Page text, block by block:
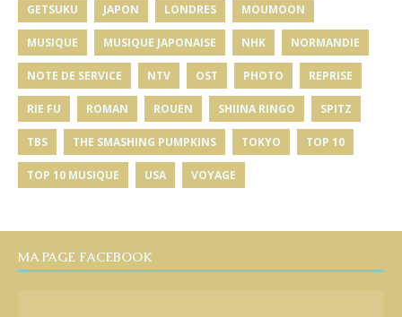
GETSUKU JAPON LONDRES MOUMOON
MUSIQUE MUSIQUE JAPONAISE NHK NORMANDIE
NOTE DE SERVICE NTV OST PHOTO REPRISE
RIE FU ROMAN ROUEN SHIINA RINGO SPITZ
TBS THE SMASHING PUMPKINS TOKYO TOP 10
TOP 10 MUSIQUE USA VOYAGE
MA PAGE FACEBOOK